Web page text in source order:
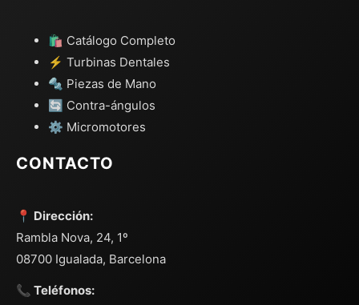
🛍️ Catálogo Completo
⚡ Turbinas Dentales
🔩 Piezas de Mano
🔄 Contra-ángulos
⚙️ Micromotores
CONTACTO
📍 Dirección:
Rambla Nova, 24, 1º
08700 Igualada, Barcelona
📞 Teléfonos: